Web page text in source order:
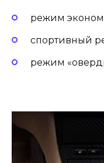
режим
спортивный
режим